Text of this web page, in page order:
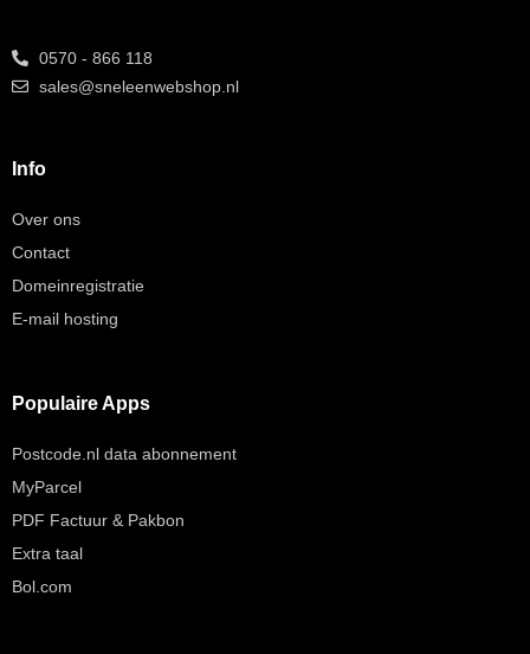
0570 - 866 118
sales@sneleenwebshop.nl
Info
Over ons
Contact
Domeinregistratie
E-mail hosting
Populaire Apps
Postcode.nl data abonnement
MyParcel
PDF Factuur & Pakbon
Extra taal
Bol.com